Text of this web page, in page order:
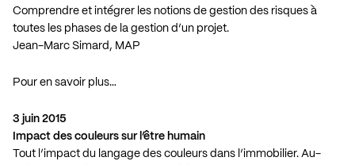
Comprendre et intégrer les notions de gestion des risques à
toutes les phases de la gestion d’un projet.
Jean-Marc Simard, MAP
Pour en savoir plus…
3 juin 2015
Impact des couleurs sur l’être humain
Tout l’impact du langage des couleurs dans l’immobilier. Au-